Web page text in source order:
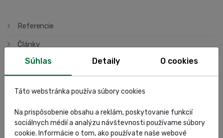
Referencie
Články
Pneuservis
Súhlas Detaily O cookies
Táto webstránka používa súbory cookies
Na prispôsobenie obsahu a reklám, poskytovanie funkcií
sociálnych médií a analýzu návštevnosti používame súbory
cookie. Informácie o tom, ako používate naše webové